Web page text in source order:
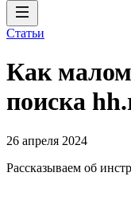
Статьи
Как
поиска
26 апреля 2024
Рассказываем об